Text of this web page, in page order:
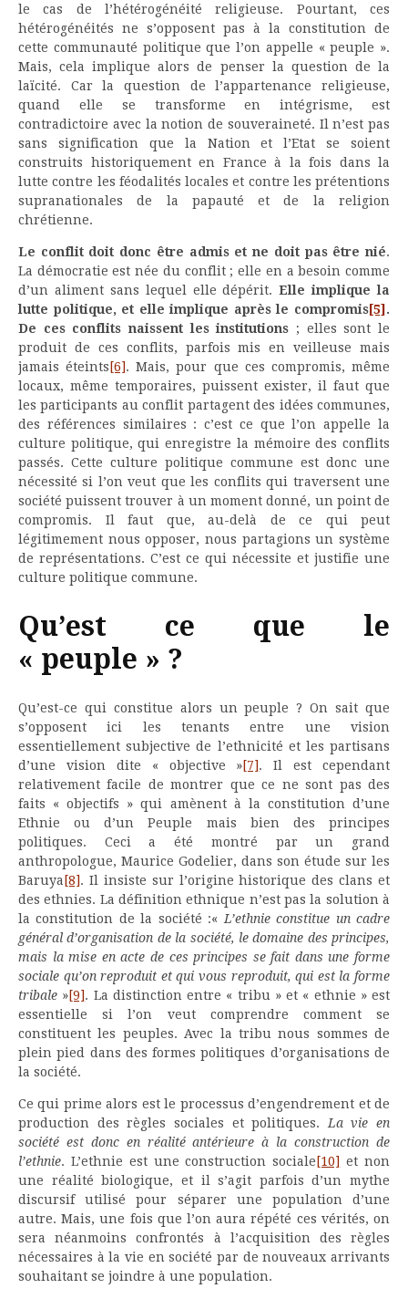
le cas de l’hétérogénéité religieuse. Pourtant, ces
hétérogénéités ne s’opposent pas à la constitution de
cette communauté politique que l’on appelle « peuple ».
Mais, cela implique alors de penser la question de la
laïcité. Car la question de l’appartenance religieuse,
quand elle se transforme en intégrisme, est
contradictoire avec la notion de souveraineté. Il n’est pas
sans signification que la Nation et l’Etat se soient
construits historiquement en France à la fois dans la
lutte contre les féodalités locales et contre les prétentions
supranationales de la papauté et de la religion
chrétienne.
Le conflit doit donc être admis et ne doit pas être nié.
La démocratie est née du conflit ; elle en a besoin comme
d’un aliment sans lequel elle dépérit.Elle implique la
lutte politique, et elle implique après le compromis[5] .
De ces conflits naissent les institutions ; elles sont le
produit de ces conflits, parfois mis en veilleuse mais
jamais éteints [6]. Mais, pour que ces compromis, même
locaux, même temporaires, puissent exister, il faut que
les participants au conflit partagent des idées communes,
des références similaires : c’est ce que l’on appelle la
culture politique, qui enregistre la mémoire des conflits
passés. Cette culture politique commune est donc une
nécessité si l’on veut que les conflits qui traversent une
société puissent trouver à un moment donné, un point de
compromis. Il faut que, au-delà de ce qui peut
légitimement nous opposer, nous partagions un système
de représentations. C’est ce qui nécessite et justifie une
culture politique commune.
Qu’est ce que le
« peuple » ?
Qu’est-ce qui constitue alors un peuple ? On sait que
s’opposent ici les tenants entre une vision
essentiellement subjective de l’ethnicité et les partisans
d’une vision dite « objective »[7]. Il est cependant
relativement facile de montrer que ce ne sont pas des
faits « objectifs » qui amènent à la constitution d’une
Ethnie ou d’un Peuple mais bien des principes
politiques. Ceci a été montré par un grand
anthropologue, Maurice Godelier, dans son étude sur les
Baruya[8]. Il insiste sur l’origine historique des clans et
des ethnies. La définition ethnique n’est pas la solution à
la constitution de la société :« L’ethnie constitue un cadre
général d’organisation de la société, le domaine des principes,
mais la mise en acte de ces principes se fait dans une forme
sociale qu’on reproduit et qui vous reproduit, qui est la forme
tribale »[9]. La distinction entre « tribu » et « ethnie » est
essentielle si l’on veut comprendre comment se
constituent les peuples. Avec la tribu nous sommes de
plein pied dans des formes politiques d’organisations de
la société.
Ce qui prime alors est le processus d’engendrement et de
production des règles sociales et politiques. La vie en
société est donc en réalité antérieure à la construction de
l’ethnie. L’ethnie est une construction sociale[10] et non
une réalité biologique, et il s’agit parfois d’un mythe
discursif utilisé pour séparer une population d’une
autre. Mais, une fois que l’on aura répété ces vérités, on
sera néanmoins confrontés à l’acquisition des règles
nécessaires à la vie en société par de nouveaux arrivants
souhaitant se joindre à une population.